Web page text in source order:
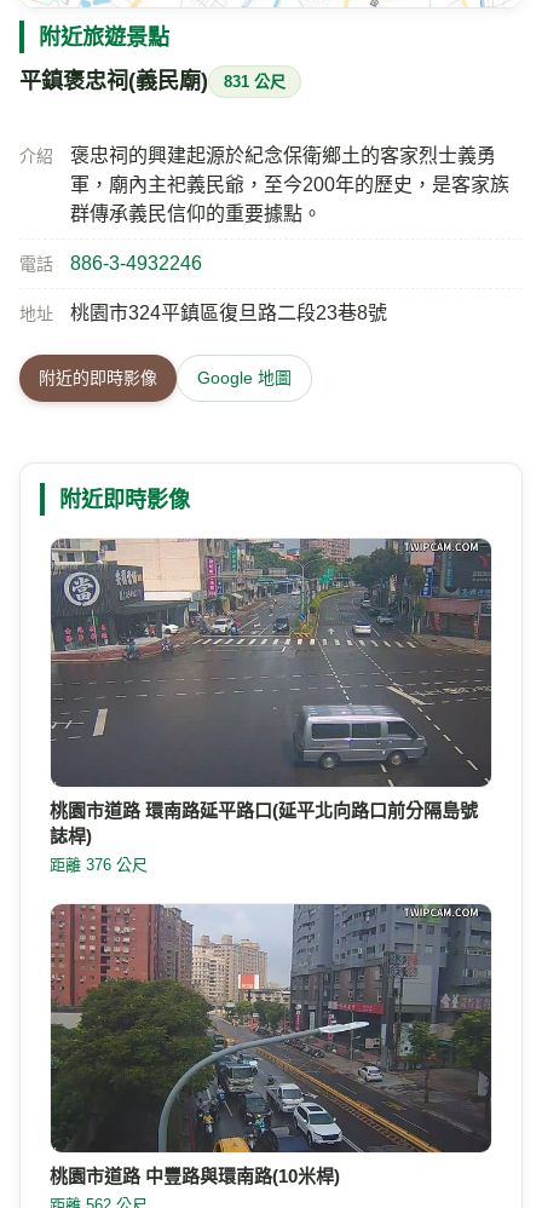
附近旅遊景點
平鎮褒忠祠(義民廟) 831 公尺
介紹
褒忠祠的興建起源於紀念保衛鄉土的客家烈士義勇
軍，廟內主祀義民爺，至今200年的歷史，是客家族
群傳承義民信仰的重要據點。
電話 886-3-4932246
地址 桃園市324平鎮區復旦路二段23巷8號
附近的即時影像 Google 地圖
附近即時影像
桃園市道路 環南路延平路口(延平北向路口前分隔島號
誌桿)
距離 376 公尺
桃園市道路 中豐路與環南路(10米桿)